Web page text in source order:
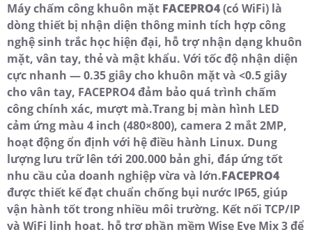
Máy chấm công khuôn mặt FACEPRO4(có WiFi) là
dòng thiết bị nhận diện thông minh tích hợp công
nghệ sinh trắc học hiện đại, hỗ trợ nhận dạng khuôn
mặt, vân tay, thẻ và mật khẩu. Với tốc độ nhận diện
cực nhanh — 0.35 giây cho khuôn mặt và <0.5 giây
cho vân tay, FACEPRO4 đảm bảo quá trình chấm
công chính xác, mượt mà.Trang bị màn hình LED
cảm ứng màu 4 inch (480×800), camera 2 mắt 2MP,
hoạt động ổn định với hệ điều hành Linux. Dung
lượng lưu trữ lên tới 200.000 bản ghi, đáp ứng tốt
nhu cầu của doanh nghiệp vừa và lớn.FACEPRO4
được thiết kế đạt chuẩn chống bụi nước IP65, giúp
vận hành tốt trong nhiều môi trường. Kết nối TCP/IP
và WiFi linh hoạt, hỗ trợ phần mềm Wise Eye Mix 3 để